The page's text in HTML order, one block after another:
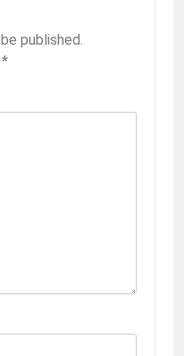
published.
*